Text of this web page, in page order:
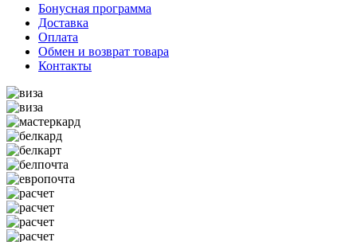
Бонусная программа
Доставка
Оплата
Обмен и возврат товара
Контакты